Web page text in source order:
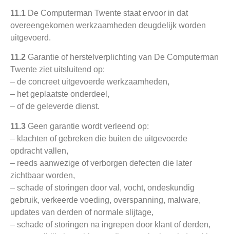
11.1 De Computerman Twente staat ervoor in dat
overeengekomen werkzaamheden deugdelijk worden
uitgevoerd.
11.2 Garantie of herstelverplichting van De Computerman
Twente ziet uitsluitend op:
– de concreet uitgevoerde werkzaamheden,
– het geplaatste onderdeel,
– of de geleverde dienst.
11.3 Geen garantie wordt verleend op:
– klachten of gebreken die buiten de uitgevoerde
opdracht vallen,
– reeds aanwezige of verborgen defecten die later
zichtbaar worden,
– schade of storingen door val, vocht, ondeskundig
gebruik, verkeerde voeding, overspanning, malware,
updates van derden of normale slijtage,
– schade of storingen na ingrepen door klant of derden,